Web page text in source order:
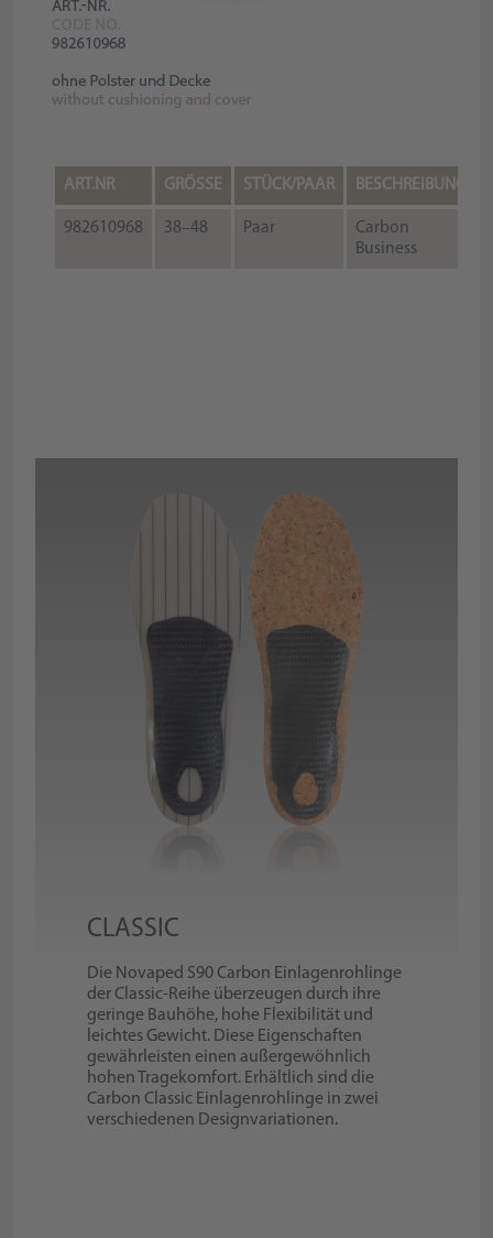
ART.NR GRÖSSE STÜCK/PAAR BESCHREIBUNG
982610968 38–48 Paar
Carbon
Business
CLASSIC
Die Novaped S90 Carbon Einlagenrohlinge
der Classic-Reihe überzeugen durch ihre
geringe Bauhöhe, hohe Flexibilität und
leichtes Gewicht. Diese Eigenschaften
gewährleisten einen außergewöhnlich
hohen Tragekomfort. Erhältlich sind die
Carbon Classic Einlagenrohlinge in zwei
verschiedenen Designvariationen.